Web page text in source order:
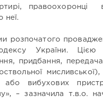
правоохоронці
неї.
розпочатого
України. Цією
придбання,
або вибухових
– зазначила т.в.о.